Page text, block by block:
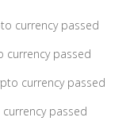
currency passed
currency passed
currency passed
passed